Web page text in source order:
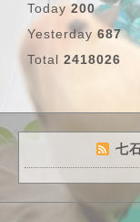
Today 200
Yesterday 687
Total 2418026
七